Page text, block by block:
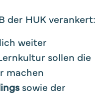
der HUK verankert:
weiter
sollen die
machen
sowie der